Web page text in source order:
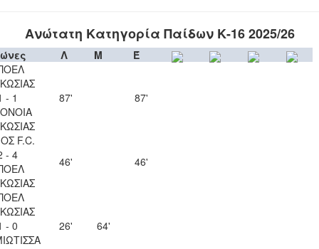
Ανώτατη Κατηγορία Παίδων Κ-16 2025/26
Λ Μ
Έ
- 1
87' 87'
F.C.
- 4
46' 46'
- 0
26' 64'